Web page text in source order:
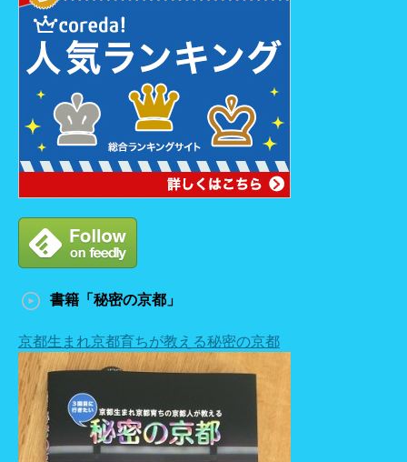
書籍「秘密の京都」
京都生まれ京都育ちが教える秘密の京都